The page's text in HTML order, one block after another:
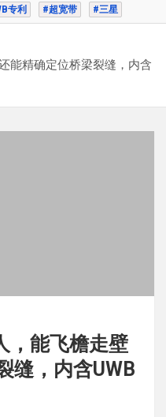
专利 #超宽带 #三星
能精确定位桥梁裂缝，内含
，能飞檐走壁
缝，内含UWB